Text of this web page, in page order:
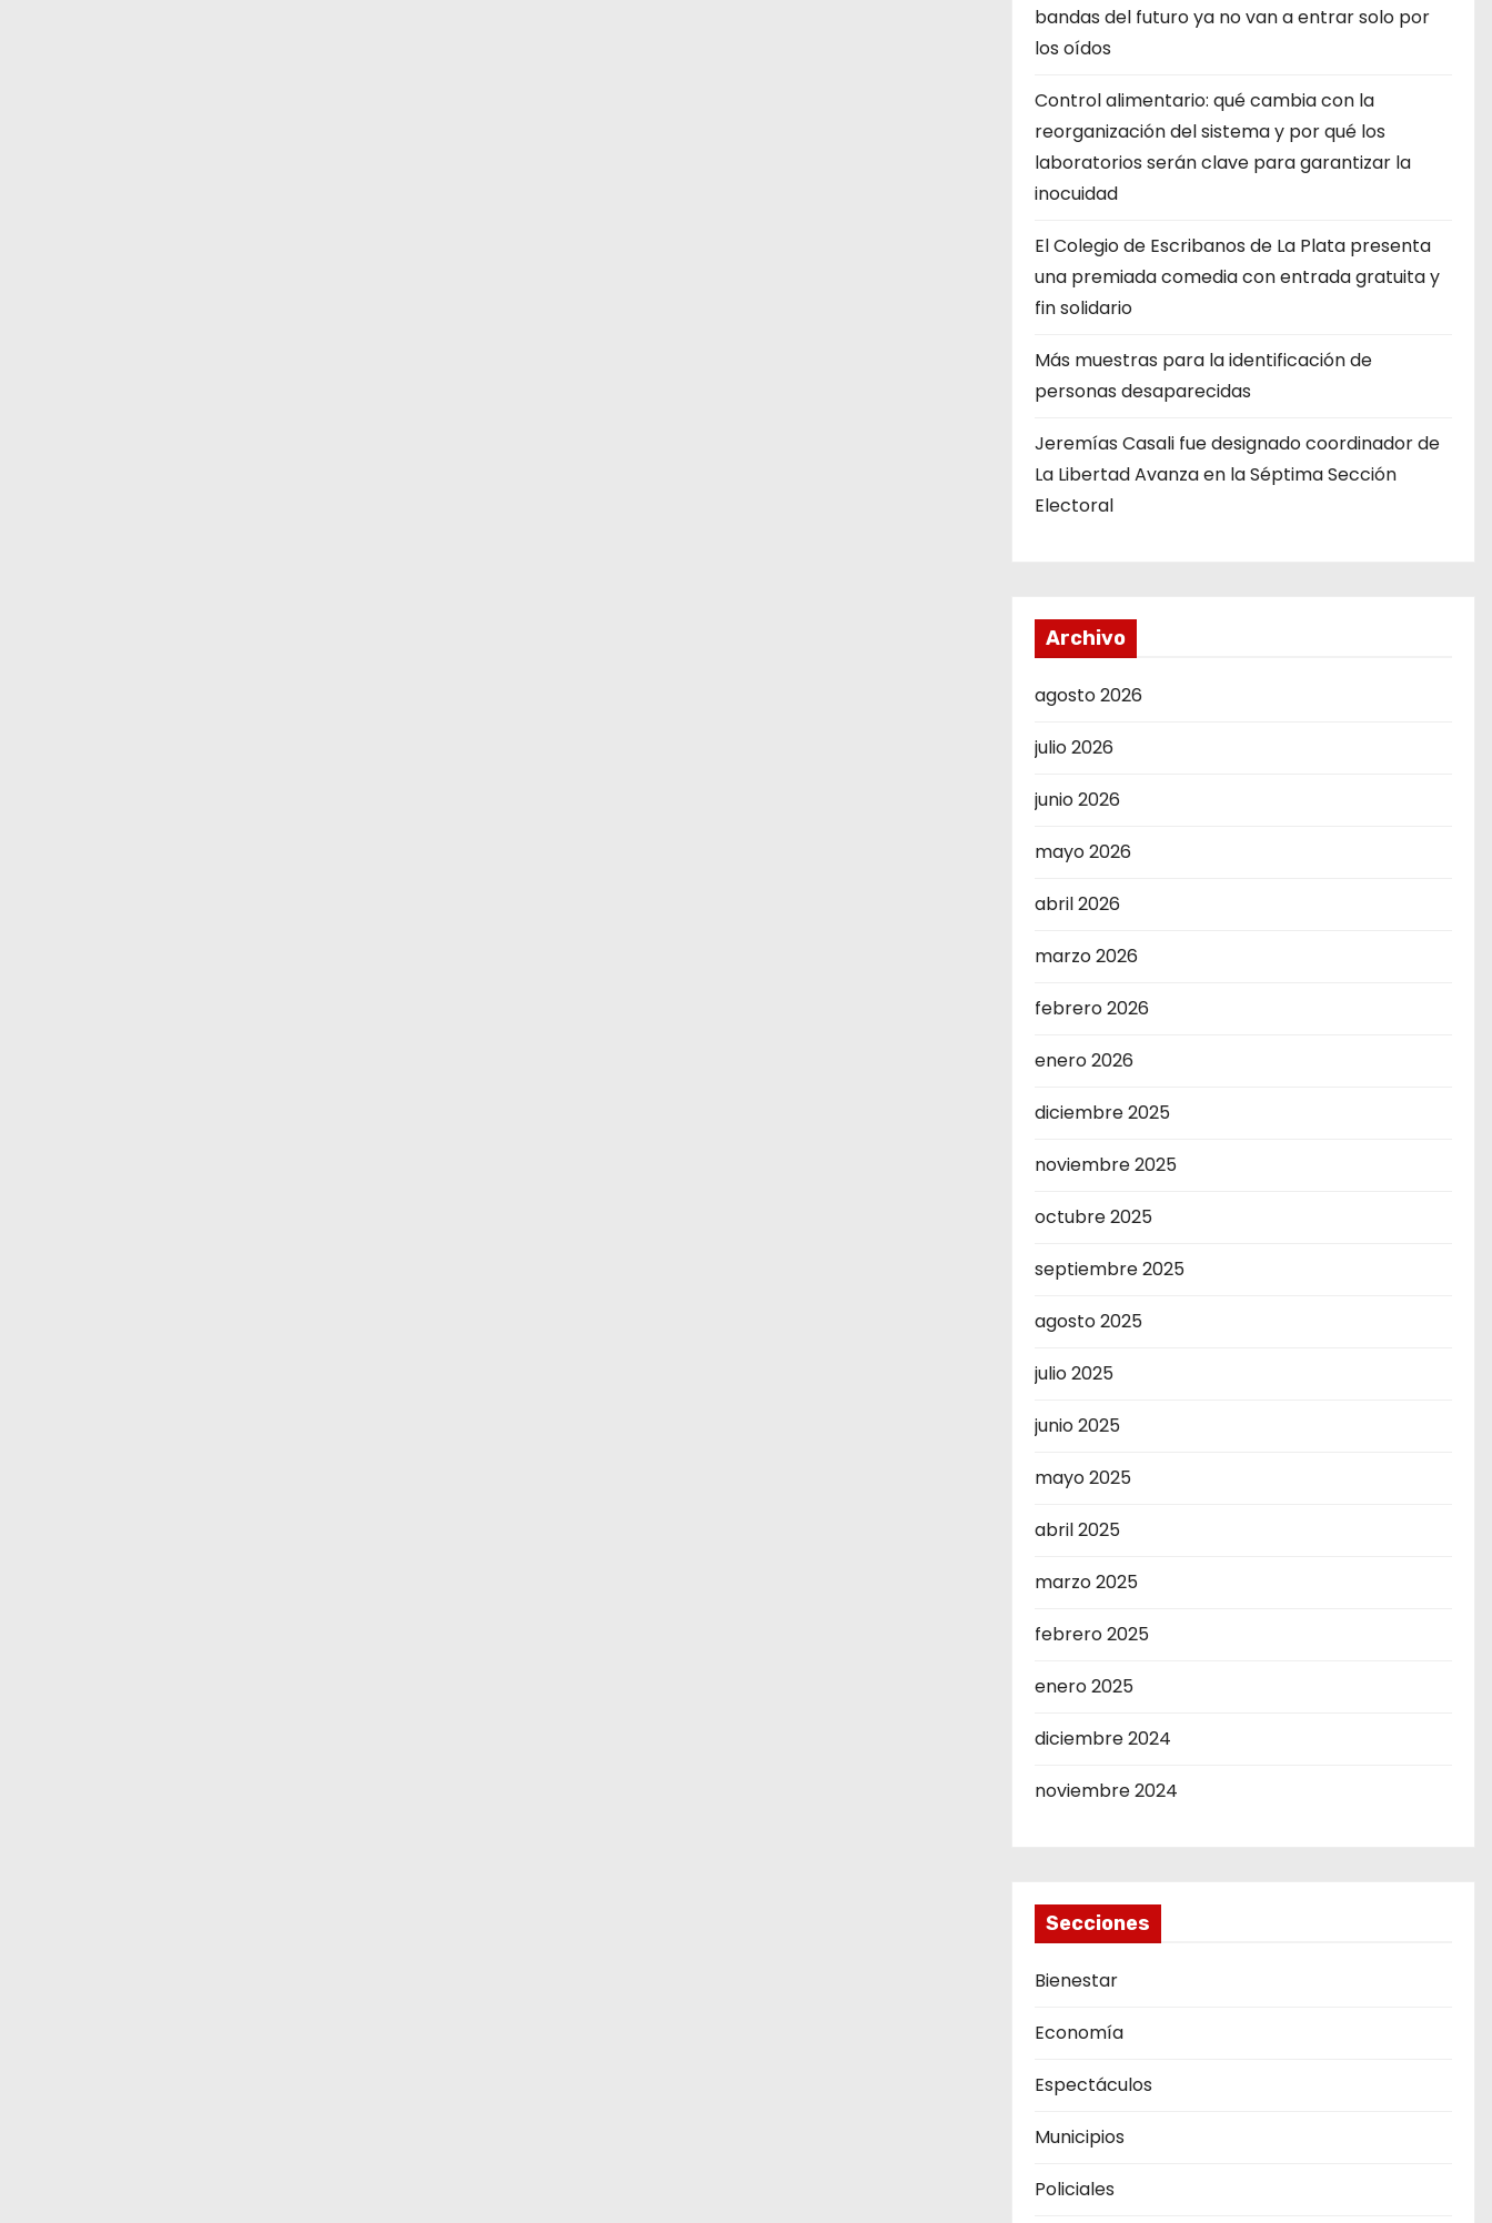
bandas del futuro ya no van a entrar solo por
los oídos
Control alimentario: qué cambia con la
reorganización del sistema y por qué los
laboratorios serán clave para garantizar la
inocuidad
El Colegio de Escribanos de La Plata presenta
una premiada comedia con entrada gratuita y
fin solidario
Más muestras para la identificación de
personas desaparecidas
Jeremías Casali fue designado coordinador de
La Libertad Avanza en la Séptima Sección
Electoral
Archivo
agosto 2026
julio 2026
junio 2026
mayo 2026
abril 2026
marzo 2026
febrero 2026
enero 2026
diciembre 2025
noviembre 2025
octubre 2025
septiembre 2025
agosto 2025
julio 2025
junio 2025
mayo 2025
abril 2025
marzo 2025
febrero 2025
enero 2025
diciembre 2024
noviembre 2024
Secciones
Bienestar
Economía
Espectáculos
Municipios
Policiales